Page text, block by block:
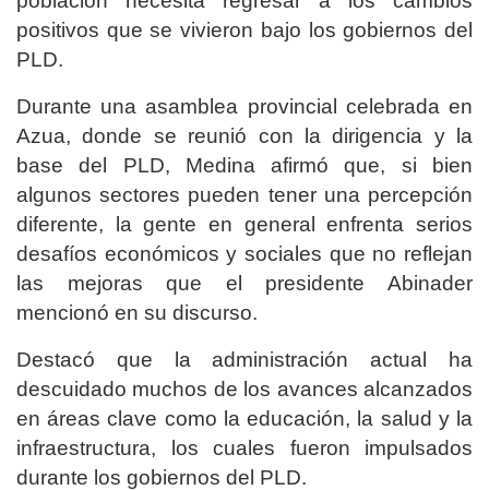
positivos que se vivieron bajo los gobiernos del
PLD.
Durante una asamblea provincial celebrada en
Azua, donde se reunió con la dirigencia y la
base del PLD, Medina afirmó que, si bien
algunos sectores pueden tener una percepción
diferente, la gente en general enfrenta serios
desafíos económicos y sociales que no reflejan
las mejoras que el presidente Abinader
mencionó en su discurso.
Destacó que la administración actual ha
descuidado muchos de los avances alcanzados
en áreas clave como la educación, la salud y la
infraestructura, los cuales fueron impulsados
durante los gobiernos del PLD.